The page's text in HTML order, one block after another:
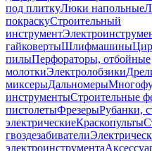
под плиткуЛюки напольные
покраскуСтроительный
инструмент
гайковертыШлифмашины
пилыПерфораторы, отбойные
молоткиЭлектролобзики
миксерыДальномеры
инструментыСтроительные
пистолетыФрезерыРубанки,
электрическиеКраскопульты
гвоздезабиватели
электроинструмента